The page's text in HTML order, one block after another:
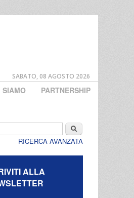
SABATO, 08 AGOSTO 2026
SIAMO PARTNERSHIP
Cerca
RICERCA AVANZATA
ALLA